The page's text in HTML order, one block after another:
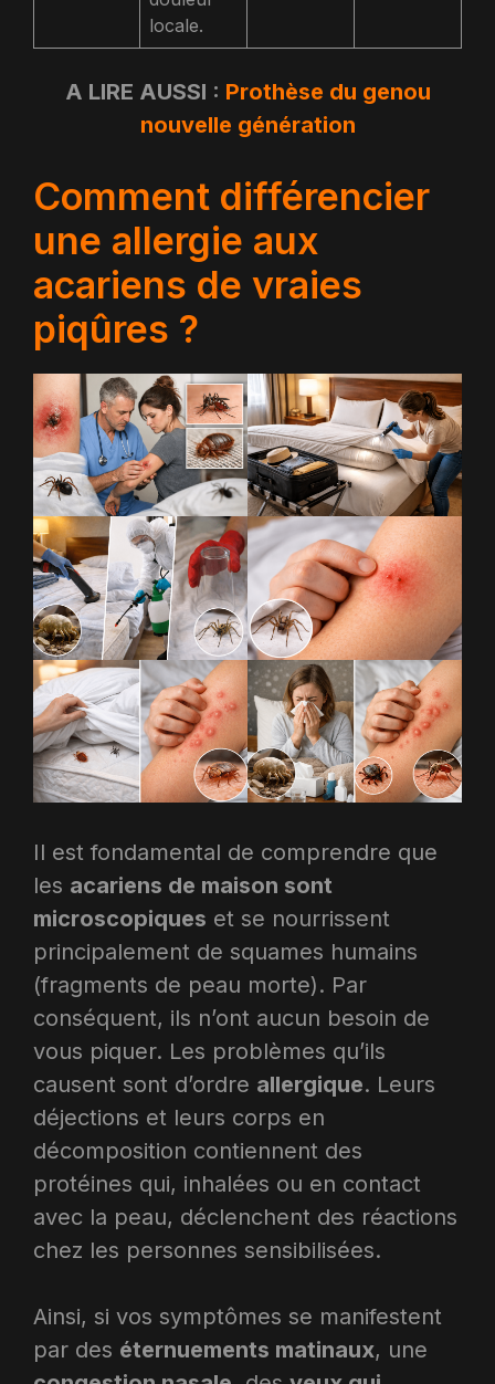
locale.
A LIRE AUSSI : Prothèse du genou
nouvelle génération
Comment différencier
une allergie aux
acariens de vraies
piqûres ?
Il est fondamental de comprendre que
les acariens de maison sont
microscopiques et se nourrissent
principalement de squames humains
(fragments de peau morte). Par
conséquent, ils n’ont aucun besoin de
vous piquer. Les problèmes qu’ils
causent sont d’ordre allergique. Leurs
déjections et leurs corps en
décomposition contiennent des
protéines qui, inhalées ou en contact
avec la peau, déclenchent des réactions
chez les personnes sensibilisées.
Ainsi, si vos symptômes se manifestent
par des éternuements matinaux, une